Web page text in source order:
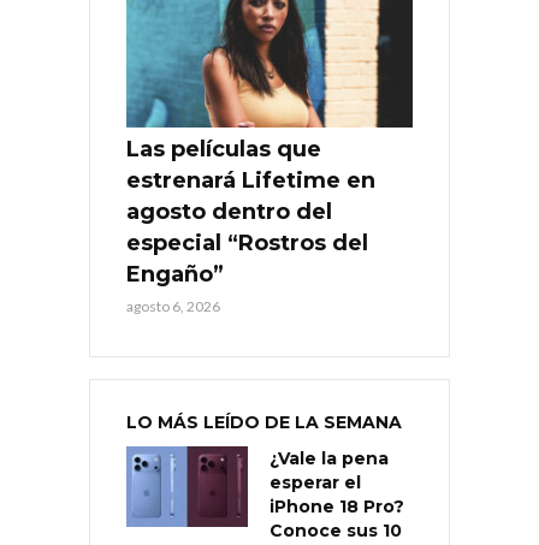
Las películas que
estrenará Lifetime en
agosto dentro del
especial “Rostros del
Engaño”
agosto 6, 2026
LO MÁS LEÍDO DE LA SEMANA
¿Vale la pena
esperar el
iPhone 18 Pro?
Conoce sus 10